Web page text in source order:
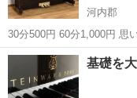
河内郡
30分500円 60分1,000円 思いっきり自由にピアノが弾きたいというあ
なた 今はスマホやタブレットで練
栃木 河内郡 ピアノ
基礎を